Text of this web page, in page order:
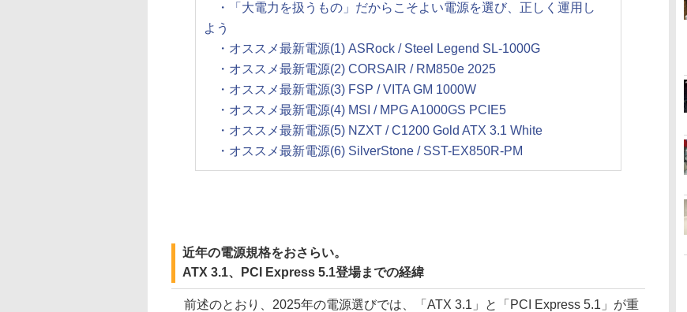
・「大電力を扱うもの」だからこそよい電源を選び、正しく運用し
よう
・オススメ最新電源(1) ASRock / Steel Legend SL-1000G
・オススメ最新電源(2) CORSAIR / RM850e 2025
・オススメ最新電源(3) FSP / VITA GM 1000W
・オススメ最新電源(4) MSI / MPG A1000GS PCIE5
・オススメ最新電源(5) NZXT / C1200 Gold ATX 3.1 White
・オススメ最新電源(6) SilverStone / SST-EX850R-PM
近年の電源規格をおさらい。
ATX 3.1、PCI Express 5.1登場までの経緯
前述のとおり、2025年の電源選びでは、「ATX 3.1」と「PCI Express 5.1」が重